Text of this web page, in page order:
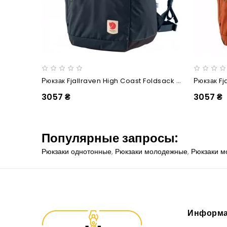
Рюкзак Fjallraven High Coast Foldsack 24 Navy
3057 ₴ 3057 ₴
Популярные запросы:
Рюкзаки однотонные, Рюкзаки молодежные, Рюкзаки